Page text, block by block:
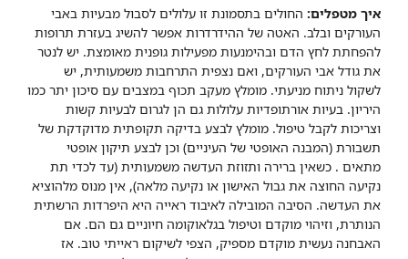
איך מטפלים: החולים בתסמונת זו עלולים לסבול מבעיות באבי
העורקים ובלב. האטה של ההידרדרות אפשר להשיג בעזרת תרופות
להפחתת לחץ הדם ובהימנעות מפעילות גופנית מאומצת. יש לנטר
את גודל אבי העורקים, ואם נצפית התרחבות משמעותית, יש
לשקול ניתוח מניעתי. מומלץ מעקב תכוף במצבים עם סיכון יתר כמו
היריון. בעיות אורתופדיות עלולות גם הן לגרום לבעיות קשות
וצריכות לקבל טיפול. מומלץ לבצע בדיקה תקופתית מדוקדקת של
תשבורת (המבנה האופטי של העיניים) וכן לבצע תיקון אופטי
מתאים . כשאין ברירה ותזוזת העדשה משמעותית (עד לכדי תת
נקיעה החוצה את גבול האישון או נקיעה מלאה), אין מנוס מלהוציא
את העדשה. הסיבה המובילה לאיבוד ראייה היא היפרדות הרשתית
הנותרת, וזיהוי מוקדם וטיפול בגלאוקומה חיוניים גם הם. אם
האבחנה נעשית מוקדם מספיק, הצפי לשיקום ראייתי טוב. אז